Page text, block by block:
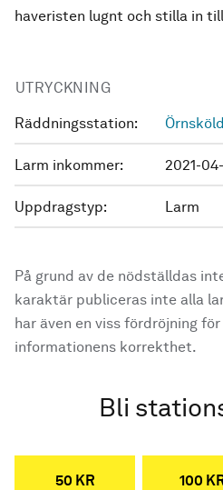
haveristen lugnt och stilla in
UTRYCKNING
Räddningsstation:
Larm inkommer: 2021-
Uppdragstyp: Larm
På grund av de nödställdas
karaktär publiceras inte alla
har även en viss fördröjning
informationens korrekthet.
Bli
50 KR 100